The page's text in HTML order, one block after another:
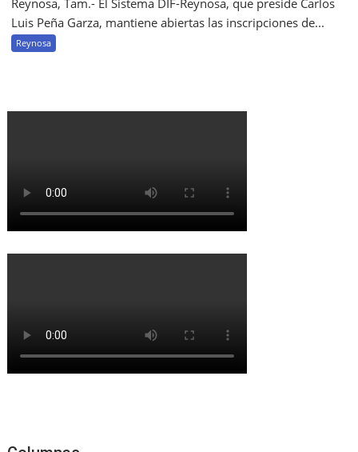
Reynosa, Tam.- El Sistema DIF-Reynosa, que preside Carlos
Luis Peña Garza, mantiene abiertas las inscripciones de...
Reynosa